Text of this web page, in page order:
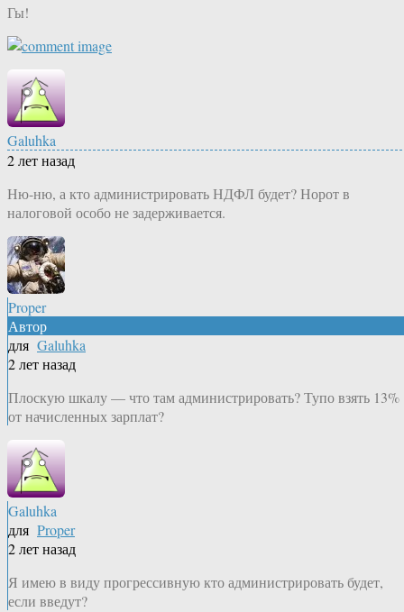
Гы!
Galuhka
2 лет назад
Ню-ню, а кто администрировать НДФЛ будет? Норот в
налоговой особо не задерживается.
Proper
Автор
для Galuhka
2 лет назад
Плоскую шкалу — что там администрировать? Тупо взять 13%
от начисленных зарплат?
Galuhka
для Proper
2 лет назад
Я имею в виду прогрессивную кто администрировать будет,
если введут?